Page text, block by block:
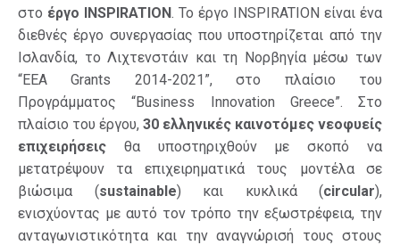
στο έργο INSPIRATION. Το έργο INSPIRATION είναι ένα
διεθνές έργο συνεργασίας που υποστηρίζεται από την
Ισλανδία, το Λιχτενστάιν και τη Νορβηγία μέσω των
“EEA Grants 2014-2021”, στο πλαίσιο του
Προγράμματος “Business Innovation Greece”. Στο
πλαίσιο του έργου, 30 ελληνικές καινοτόμες νεοφυείς
επιχειρήσεις θα υποστηριχθούν με σκοπό να
μετατρέψουν τα επιχειρηματικά τους μοντέλα σε
βιώσιμα (sustainable) και κυκλικά (circular),
ενισχύοντας με αυτό τον τρόπο την εξωστρέφεια, την
ανταγωνιστικότητα και την αναγνώρισή τους στους